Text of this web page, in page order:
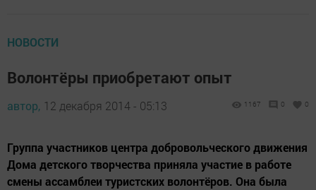
НОВОСТИ
Волонтёры приобретают опыт
автор, 12 декабря 2014 - 05:13 1167 0 0
Группа участников центра добровольческого движения
Дома детского творчества приняла участие в работе
смены ассамблеи туристских волонтёров. Она была